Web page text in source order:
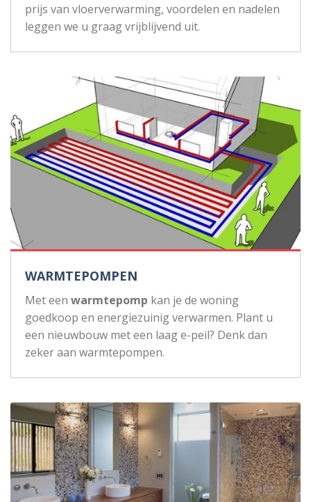
prijs van vloerverwarming, voordelen en nadelen
leggen we u graag vrijblijvend uit.
WARMTEPOMPEN
Met een warmtepomp kan je de woning
goedkoop en energiezuinig verwarmen. Plant u
een nieuwbouw met een laag e-peil? Denk dan
zeker aan warmtepompen.